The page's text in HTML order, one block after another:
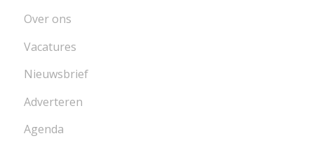
Over ons
Vacatures
Nieuwsbrief
Adverteren
Agenda